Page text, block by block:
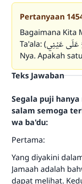
Pertanyaan
Bagaimana Kita
Ta'ala: (وَلِتُصْنَعَ عَلَى عَيْنِي) dengan dengan firman-
Nya. Apakah
Teks Jawaban
Segala puji
salam semoga
wa ba'du:
Pertama:
Yang diyakini
Jamaah adalah
dapat melihat.